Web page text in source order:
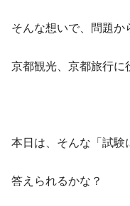
そんな想いで、問題か
京都観光、京都旅行に
本日は、そんな「試験
答えられるかな？